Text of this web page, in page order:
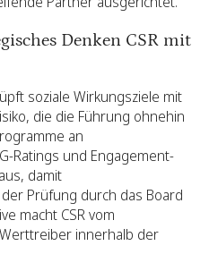
Denken CSR mit
soziale Wirkungsziele mit
die die Führung ohnehin
an
Ratings und Engagement-
damit
Prüfung durch das Board
macht CSR vom
innerhalb der